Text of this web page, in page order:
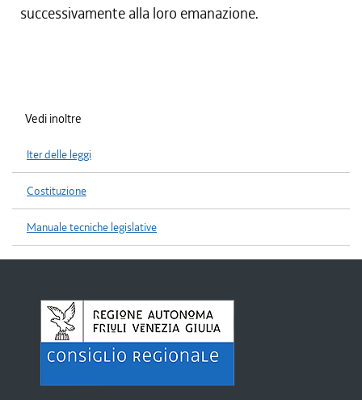
successivamente alla loro emanazione.
Vedi inoltre
Iter delle leggi
Costituzione
Manuale tecniche legislative